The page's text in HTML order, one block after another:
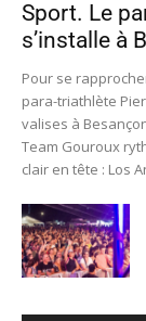
Sport. Le
s’installe à
Pour se
para-triathlète
valises à
Team Gouroux
clair en tête : Los